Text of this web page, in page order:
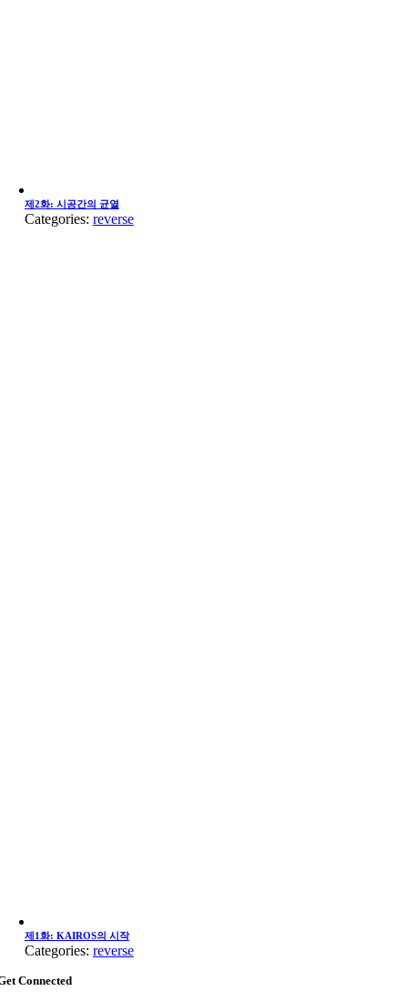
제2화: 시공간의 균열
Categories: reverse
제1화: KAIROS의 시작
Categories: reverse
Connected